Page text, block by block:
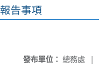
告事項
發布單位： 總務處 |